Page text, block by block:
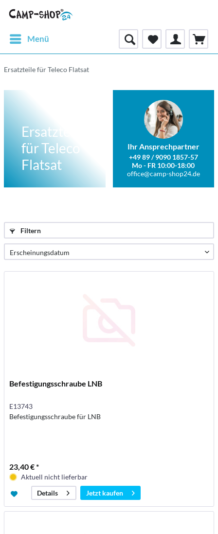
Menü
Ersatzteile für Teleco Flatsat
Ersatzteile
für Teleco
Flatsat
Ihr Ansprechpartner
+49 89 / 9090 1857-57
Mo - FR 10:00-18:00
office@camp-shop24.de
Filtern
Befestigungsschraube LNB
E13743
Befestigungsschraube für LNB
23,40 € *
Aktuell nicht lieferbar
Details
Jetzt kaufen